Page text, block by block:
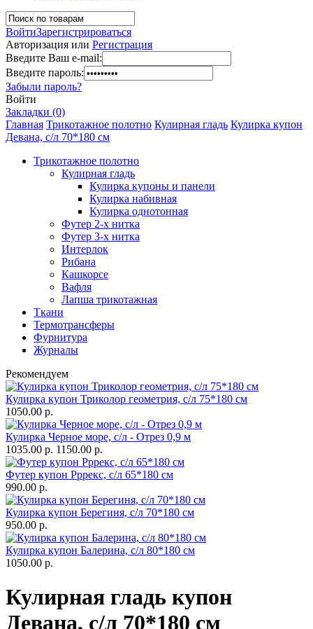
ВойтиЗарегистрироваться
Авторизация или Регистрация
Введите Ваш e-mail:
Введите пароль:
Забыли пароль?
Войти
Закладки (0)
Главная Трикотажное полотно Кулирная гладь Кулирка купон
Девана, с/л 70*180 см
Трикотажное полотно
Кулирная гладь
Кулирка купоны и панели
Кулирка набивная
Кулирка однотонная
Футер 2-х нитка
Футер 3-х нитка
Интерлок
Рибана
Кашкорсе
Вафля
Лапша трикотажная
Ткани
Термотрансферы
Фурнитура
Журналы
Рекомендуем
Кулирка купон Триколор геометрия, с/л 75*180 см
1050.00 р.
Кулирка Черное море, с/л - Отрез 0,9 м
1035.00 р. 1150.00 р.
Футер купон Рррекс, с/л 65*180 см
990.00 р.
Кулирка купон Берегиня, с/л 70*180 см
950.00 р.
Кулирка купон Балерина, с/л 80*180 см
1050.00 р.
Кулирная гладь купон
Девана, с/л 70*180 см